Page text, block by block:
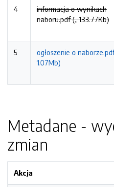
4
informacja o wynikach
naboru.pdf (, 133.77Kb)
5
ogłoszenie o
1.07Mb)
Metadane -
zmian
Akcja